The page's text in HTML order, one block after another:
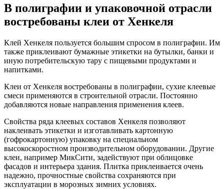
В полиграфии и упаковочной отрасли
востребованы клеи от Хенкеля
Клей Хенкеля пользуется большим спросом в полиграфии. Им
также приклеивают бумажные этикетки на бутылки, банки и
иную потребительскую тару с пищевыми продуктами и
напитками.
Клеи от Хенкеля востребованы в полиграфии, сухие клеевые
смеси применяются в строительной отрасли. Постоянно
добавляются новые направления применения клеев.
Свойства ряда клеевых составов Хенкеля позволяют
наклеивать этикетки и изготавливать картонную
(гофрокартонную) упаковку на специальном
высокоскоростном производительном оборудовании. Другие
клеи, например МикСити, задействуют при облицовке
фасадов и интерьера здания. Плитка приклеивается очень
надежно, прочностные свойства сохраняются при
эксплуатации в морозных зимних условиях.